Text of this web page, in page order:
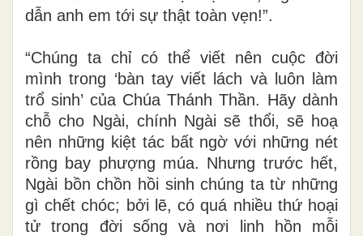
dẫn anh em tới sự thật toàn vẹn!”.
“Chúng ta chỉ có thể viết nên cuộc đời
mình trong ‘bàn tay viết lách và luôn làm
trổ sinh’ của Chúa Thánh Thần. Hãy dành
chỗ cho Ngài, chính Ngài sẽ thổi, sẽ hoạ
nên những kiệt tác bất ngờ với những nét
rồng bay phượng múa. Nhưng trước hết,
Ngài bồn chồn hồi sinh chúng ta từ những
gì chết chóc; bởi lẽ, có quá nhiều thứ hoại
tử trong đời sống và nơi linh hồn mỗi